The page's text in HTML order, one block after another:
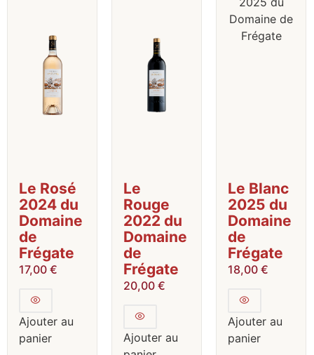
Le Rosé
2024 du
Domaine
de
Frégate
17,00 €
Ajouter au
panier
Le
Rouge
2022 du
Domaine
de
Frégate
20,00 €
Ajouter au
Le Blanc
2025 du
Domaine
de
Frégate
18,00 €
Ajouter au
panier